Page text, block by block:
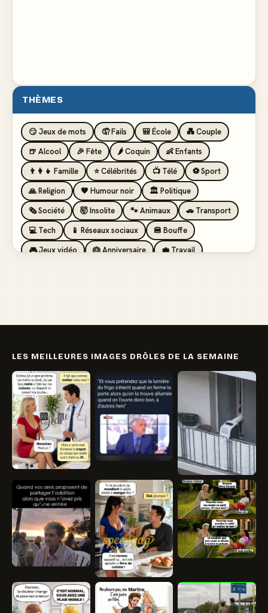
THÈMES
😏 Jeux de mots 🤦 Fails 🎒 École
💑 Couple
🍺 Alcool
🎉 Fête 🌶️ Coquin
👶 Enfants
👨‍👩‍👧 Famille
⭐ Célébrités 📺 Télé
⚽ Sport
🙏 Religion
🖤 Humour noir
🏛️ Politique
🗞️ Société
🤯 Insolite 🐾 Animaux
🚗 Transport
💻 Tech
📱 Réseaux sociaux
🍔 Bouffe
🎮 Jeux vidéo
🎂 Anniversaire
💼 Travail
LES MEILLEURES IMAGES DRÔLES DE LA SEMAINE